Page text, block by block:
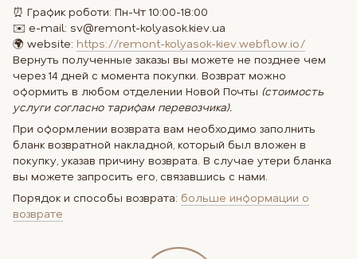
⏰ График роботи: Пн-Чт 10:00-18:00
✉️ e-mail: sv@remont-kolyasok.kiev.ua
🌍 website: https://remont-kolyasok-kiev.webflow.io/
Вернуть полученные заказы вы можете не позднее чем
через 14 дней с момента покупки. Возврат можно
оформить в любом отделении Новой Почты (стоимость
услуги согласно тарифам перевозчика).
При оформлении возврата вам необходимо заполнить
бланк возвратной накладной, который был вложен в
покупку, указав причину возврата. В случае утери бланка
вы можете запросить его, связавшись с нами.
Порядок и способы возврата: больше информации о
возврате